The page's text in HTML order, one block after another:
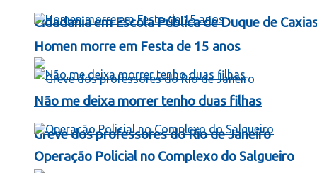
Cidadania em Escola Pública de Duque de
Greve dos professores do Rio de Janeiro
Homen morre em Festa de 15 anos
Não me deixa morrer tenho duas filhas
Operação Policial no Complexo do Salgueiro